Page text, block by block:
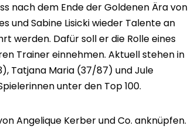
nach dem Ende der Goldenen Ära von
und Sabine Lisicki wieder Talente an
werden. Dafür soll er die Rolle eines
Trainer einnehmen. Aktuell stehen in
Tatjana Maria (37/87) und Jule
unter den Top 100.
Angelique Kerber und Co. anknüpfen.